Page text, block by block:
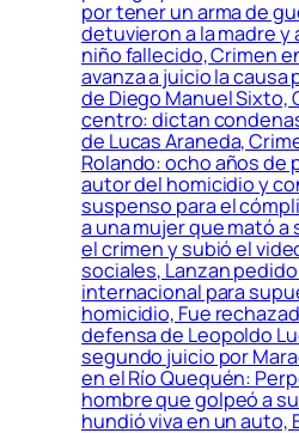
por tener un arma de
detuvieron a la madre y
niño fallecido, Crimen
avanza a juicio la causa
de Diego Manuel Sixto,
centro: dictan
de Lucas Araneda,
Rolando: ocho años de
autor del homicidio y
suspenso para el
a una mujer que mató a
el crimen y subió el
sociales, Lanzan
internacional para
homicidio, Fue
defensa de Leopoldo
segundo juicio por
en el Río Quequén:
hombre que golpeó a
hundió viva en un auto,